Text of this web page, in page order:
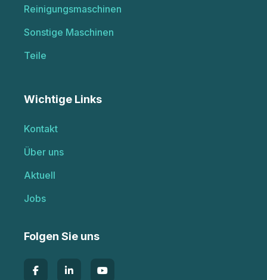
Reinigungsmaschinen
Sonstige Maschinen
Teile
Wichtige Links
Kontakt
Über uns
Aktuell
Jobs
Folgen Sie uns